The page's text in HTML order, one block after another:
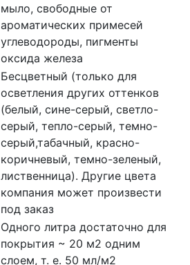
мыло, свободные от
ароматических примесей
углеводороды, пигменты
оксида железа
Бесцветный (только для
осветления других оттенков
(белый, сине-серый, светло-
серый, тепло-серый, темно-
серый,табачный, красно-
коричневый, темно-зеленый,
лиственница). Другие цвета
компания может произвести
под заказ
Одного литра достаточно для
покрытия ~ 20 м2 одним
слоем, т. е. 50 мл/м2